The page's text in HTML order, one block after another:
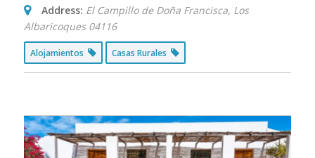
Address: El Campillo de Doña Francisca, Los
Albaricoques 04116
Alojamientos Casas Rurales